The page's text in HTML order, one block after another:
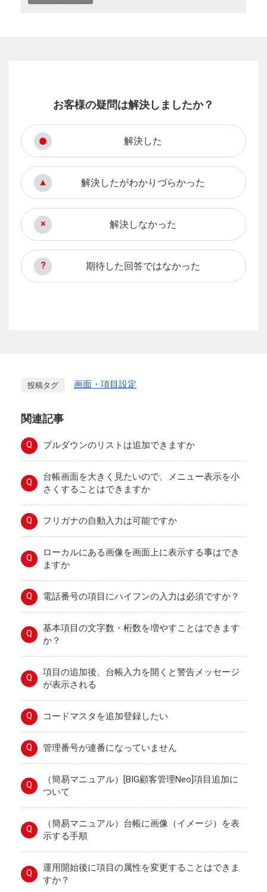
お客様の疑問は解決しましたか？
解決した
解決したがわかりづらかった
解決しなかった
期待した回答ではなかった
投稿タグ 画面・項目設定
関連記事
Q プルダウンのリストは追加できますか
Q
台帳画面を大きく見たいので、メニュー表示を小
さくすることはできますか
Q フリガナの自動入力は可能ですか
Q
ローカルにある画像を画面上に表示する事はでき
ますか
Q 電話番号の項目にハイフンの入力は必須ですか？
Q
基本項目の文字数・桁数を増やすことはできます
か？
Q
項目の追加後、台帳入力を開くと警告メッセージ
が表示される
Q コードマスタを追加登録したい
Q 管理番号が連番になっていません
Q
（簡易マニュアル）[BIG顧客管理Neo]項目追加に
ついて
Q
（簡易マニュアル）台帳に画像（イメージ）を表
示する手順
Q
運用開始後に項目の属性を変更することはできま
すか？